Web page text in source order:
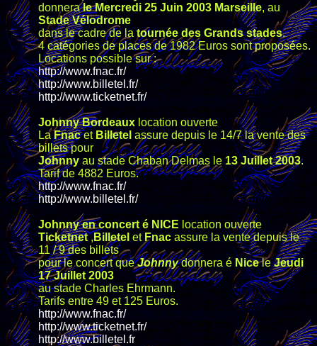
donnerale Mercredi 25 Juin 2003 Marseille, au
Stade Vélodrome
dans le cadre de latournée des Grands stades.
4 catégories de places de 1982 Euros sont proposées.
Locations possible sur :
http://www.fnac.fr/
http://www.billetel.fr/
http://www.ticketnet.fr/
Johnny Bordeauxlocation ouverte
LaFnacetBilletelassure depuis le 14/7 la vente des
billets pour
Johnnyau stade Chaban Delmas le 13 Juillet 2003.
Tarif de 4882 Euros.
http://www.fnac.fr/
http://www.billetel.fr/
Johnny en concert é NICE location ouverte
Ticketnet,BilleteletFnacassure la vente depuis le
11 / 9 des billets
pour le concert queJohnnydonnera éNiceleJeudi
17 Juillet 2003
au stade Charles Ehrmann.
Tarifs entre 49 et 125 Euros.
http://www.fnac.fr/
http://www.ticketnet.fr/
http://www.billetel.fr